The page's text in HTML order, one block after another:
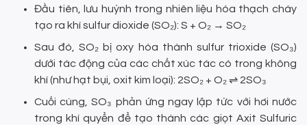
Đầu tiên, lưu huỳnh trong nhiên liệu hóa thạch cháy
tạo ra khí sulfur dioxide (SO₂): S + O₂ → SO₂
Sau đó, SO₂ bị oxy hóa thành sulfur trioxide (SO₃)
dưới tác động của các chất xúc tác có trong không
khí (như hạt bụi, oxit kim loại): 2SO₂ + O₂ ⇌ 2SO₃
Cuối cùng, SO₃ phản ứng ngay lập tức với hơi nước
trong khí quyển để tạo thành các giọt Axit Sulfuric